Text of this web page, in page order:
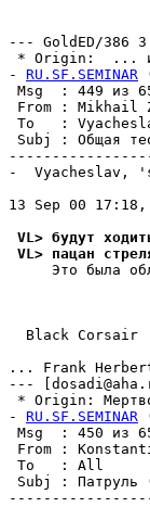
--- GoldED/386
* Origin:  ... и
- RU.SF.SEMINAR
From :
To   :
Subj :
-  Vyacheslav,
13 Sep 00
VL> будут
VL> пацан
Это была
  Black Corsair
... Frank
---
* Origin:
- RU.SF.SEMINAR
From :
To   : All